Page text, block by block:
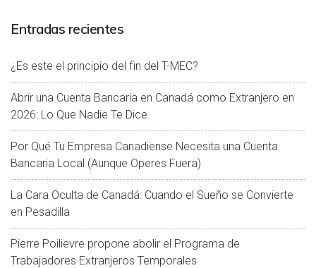
Entradas recientes
¿Es este el principio del fin del T-MEC?
Abrir una Cuenta Bancaria en Canadá como Extranjero en
2026: Lo Que Nadie Te Dice
Por Qué Tu Empresa Canadiense Necesita una Cuenta
Bancaria Local (Aunque Operes Fuera)
La Cara Oculta de Canadá: Cuando el Sueño se Convierte
en Pesadilla
Pierre Poilievre propone abolir el Programa de
Trabajadores Extranjeros Temporales